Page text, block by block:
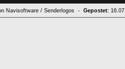
Navisoftware / Senderlogos - Gepostet: